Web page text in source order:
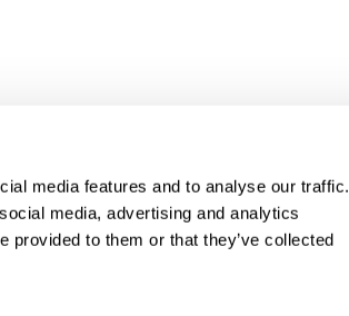
media features and to analyse our traffic.
media, advertising and analytics
provided to them or that they’ve collected
Obchodní podmínky
Kontakty